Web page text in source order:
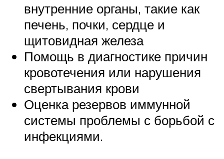
внутренние органы, такие как
печень, почки, сердце и
щитовидная железа
Помощь в диагностике причин
кровотечения или нарушения
свертывания крови
Оценка резервов иммунной
системы проблемы с борьбой с
инфекциями.